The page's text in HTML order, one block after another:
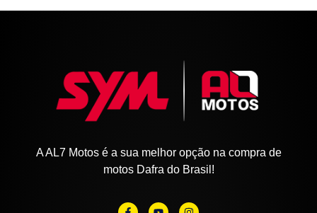
A AL7 Motos é a sua melhor opção na compra de
motos Dafra do Brasil!